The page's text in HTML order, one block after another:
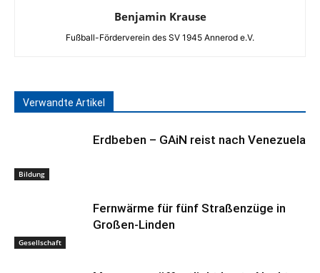
Benjamin Krause
Fußball-Förderverein des SV 1945 Annerod e.V.
Verwandte Artikel
Bildung
Erdbeben – GAiN reist nach Venezuela
Gesellschaft
Fernwärme für fünf Straßenzüge in
Großen-Linden